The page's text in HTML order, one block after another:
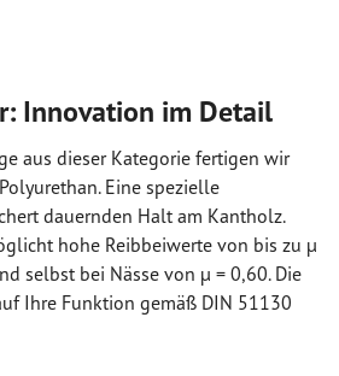
Innovation im Detail
aus dieser Kategorie fertigen wir
Eine spezielle
dauernden Halt am Kantholz.
hohe Reibbeiwerte von bis zu µ
selbst bei Nässe von µ = 0,60. Die
Ihre Funktion gemäß DIN 51130